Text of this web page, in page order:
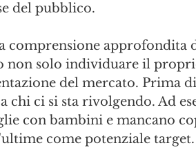
del pubblico.
comprensione approfondita
non solo individuare il
del mercato. Prima di
chi ci si sta rivolgendo. Ad
con bambini e mancano
come potenziale target.